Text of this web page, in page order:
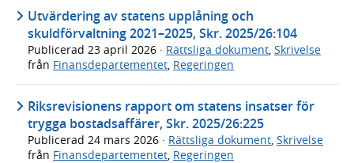
Utvärdering av statens upplåning och
skuldförvaltning 2021–2025, Skr. 2025/26:104
Publicerad 23 april 2026 · Rättsliga dokument, Skrivelse
från Finansdepartementet, Regeringen
Riksrevisionens rapport om statens insatser för
trygga bostadsaffärer, Skr. 2025/26:225
Publicerad 24 mars 2026 · Rättsliga dokument, Skrivelse
från Finansdepartementet, Regeringen